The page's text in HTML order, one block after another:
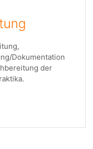
Dokumentation
der